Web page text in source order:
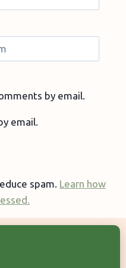
by email.
email.
spam. Learn how